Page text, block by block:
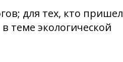
для тех, кто пришел
теме экологической